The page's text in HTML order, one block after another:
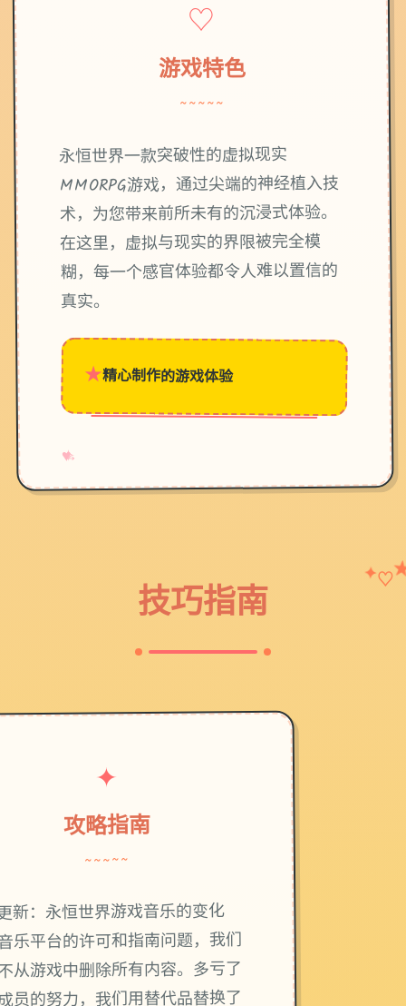
♡
游戏特色
~~~~~
永恒世界一款突破性的虚拟现实
MMORPG游戏，通过尖端的神经植入技
术，为您带来前所未有的沉浸式体验。
在这里，虚拟与现实的界限被完全模
糊，每一个感官体验都令人难以置信的
真实。
★精心制作的游戏体验
♥
✧
→
技巧指南
✦♡
✦
攻略指南
~~~~~
新：永恒世界游戏音乐的变化
乐平台的许可和指南问题，我们
从游戏中删除所有内容。多亏了